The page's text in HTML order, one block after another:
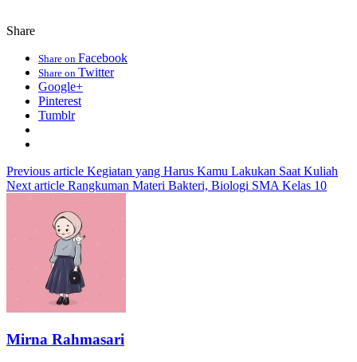
Share
Share on Facebook
Share on Twitter
Google+
Pinterest
Tumblr
Previous article Kegiatan yang Harus Kamu Lakukan Saat Kuliah
Next article Rangkuman Materi Bakteri, Biologi SMA Kelas 10
Mirna Rahmasari